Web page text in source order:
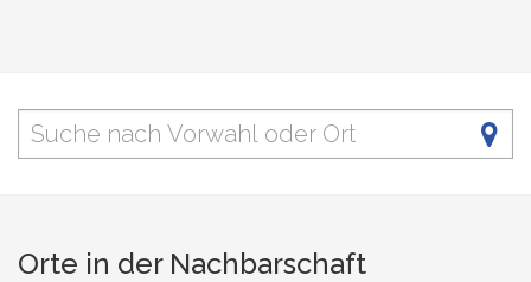
Orte in der Nachbarschaft